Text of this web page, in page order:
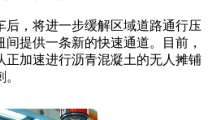
，将进一步缓解区域道路通行压
提供一条新的快速通道。目前，
正加速进行沥青混凝土的无人摊铺